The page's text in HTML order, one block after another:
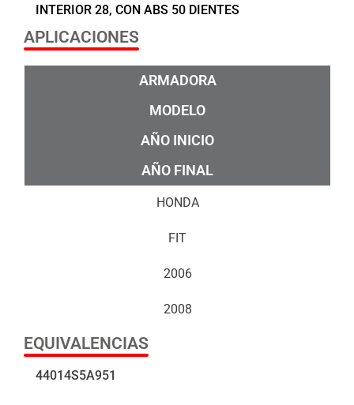
INTERIOR 28, CON ABS 50 DIENTES
APLICACIONES
ARMADORA
MODELO
AÑO INICIO
AÑO FINAL
HONDA
FIT
2006
2008
EQUIVALENCIAS
44014S5A951